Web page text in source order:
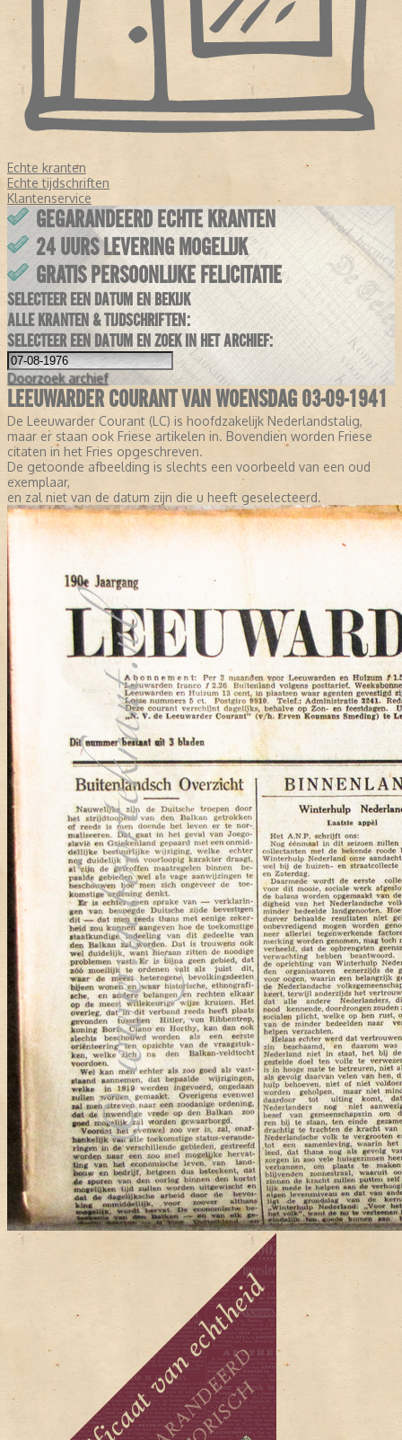
Echte kranten
Echte tijdschriften
Klantenservice
GEGARANDEERD ECHTE KRANTEN
24 UURS LEVERING MOGELIJK
GRATIS PERSOONLIJKE FELICITATIE
SELECTEER EEN DATUM EN BEKIJK
ALLE KRANTEN & TIJDSCHRIFTEN:
SELECTEER EEN DATUM EN ZOEK IN HET ARCHIEF:
Doorzoek archief
LEEUWARDER COURANT VAN WOENSDAG 03-09-1941
De Leeuwarder Courant (LC) is hoofdzakelijk Nederlandstalig,
maar er staan ook Friese artikelen in. Bovendien worden Friese
citaten in het Fries opgeschreven.
De getoonde afbeelding is slechts een voorbeeld van een oud
exemplaar,
en zal niet van de datum zijn die u heeft geselecteerd.